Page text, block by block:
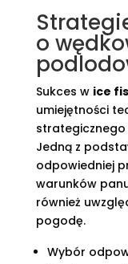
o
Sukces w ice
umiejętności
strategicznego
Jedną z
odpowiedniej
warunków
również
pogodę.
Wybór